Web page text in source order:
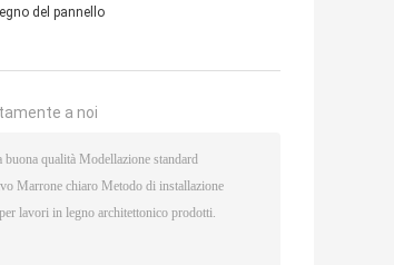
del pannello
a noi